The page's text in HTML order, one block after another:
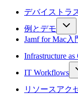
デバイストラ
例とデモ
Jamf for Mac入
Infrastructure as
IT Workflows
リソースアク